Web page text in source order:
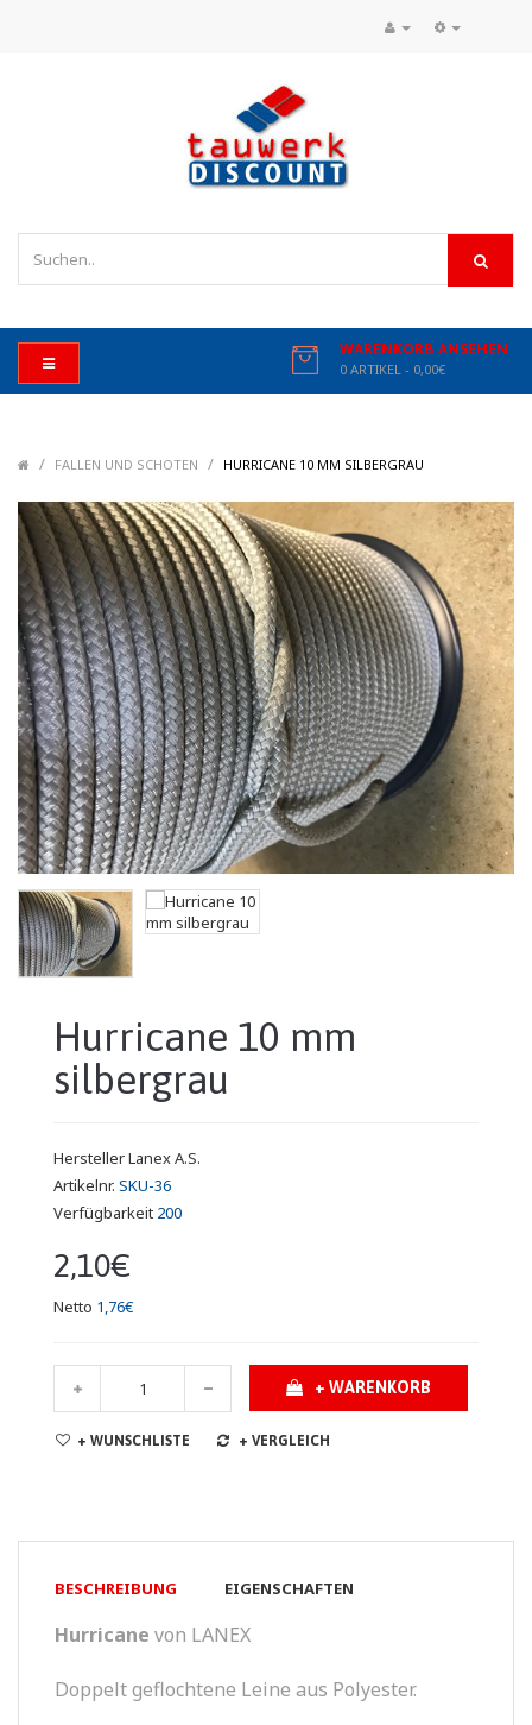
WARENKORB ANSEHEN
0 ARTIKEL - 0,00€
/ FALLEN UND SCHOTEN / HURRICANE 10 MM SILBERGRAU
Hurricane 10 mm
silbergrau
HerstellerLanex A.S.
Artikelnr. SKU-36
Verfügbarkeit 200
2,10€
Netto 1,76€
+ WARENKORB
+ WUNSCHLISTE + VERGLEICH
BESCHREIBUNG EIGENSCHAFTEN
Hurricane von LANEX
Doppelt geflochtene Leine aus Polyester.